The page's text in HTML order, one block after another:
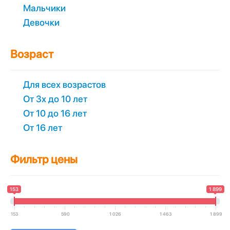
Мальчики
Девочки
Возраст
Для всех возрастов
От 3х до 10 лет
От 10 до 16 лет
От 16 лет
Фильтр цены
153 1 899
153 590 1 026 1 463 1 899